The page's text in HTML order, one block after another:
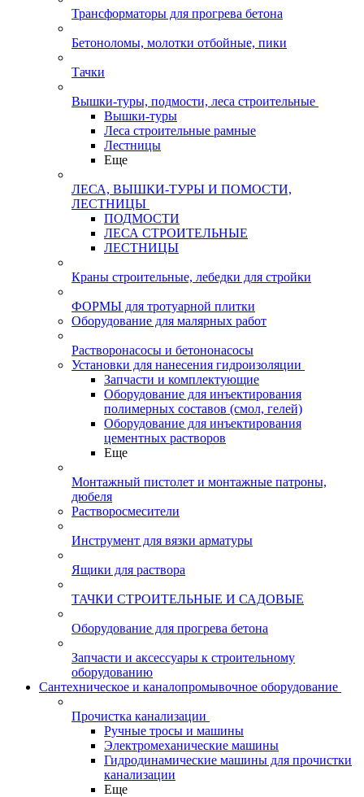
Трансформаторы для прогрева бетона
Бетоноломы, молотки отбойные, пики
Тачки
Вышки-туры, подмости, леса строительные
Вышки-туры
Леса строительные рамные
Лестницы
Еще
ЛЕСА, ВЫШКИ-ТУРЫ И ПОМОСТИ,
ЛЕСТНИЦЫ
ПОДМОСТИ
ЛЕСА СТРОИТЕЛЬНЫЕ
ЛЕСТНИЦЫ
Краны строительные, лебедки для стройки
ФОРМЫ для тротуарной плитки
Оборудование для малярных работ
Растворонасосы и бетононасосы
Установки для нанесения гидроизоляции
Запчасти и комплектующие
Оборудование для инъектирования
полимерных составов (смол, гелей)
Оборудование для инъектирования
цементных растворов
Еще
Монтажный пистолет и монтажные патроны,
дюбеля
Растворосмесители
Инструмент для вязки арматуры
Ящики для раствора
ТАЧКИ СТРОИТЕЛЬНЫЕ И САДОВЫЕ
Оборудование для прогрева бетона
Запчасти и аксессуары к строительному
оборудованию
Сантехническое и каналопромывочное оборудование
Прочистка канализации
Ручные тросы и машины
Электромеханические машины
Гидродинамические машины для прочистки
канализации
Еще